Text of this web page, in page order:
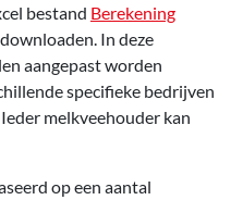
bestand Berekening
downloaden. In deze
aangepast worden
specifieke bedrijven
melkveehouder kan
op een aantal